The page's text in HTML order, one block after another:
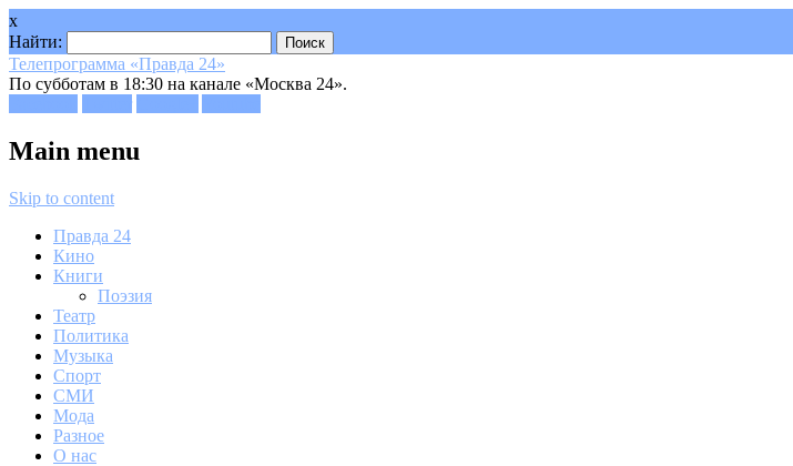
x
Найти:
Телепрограмма «Правда 24»
По субботам в 18:30 на канале «Москва 24».
Main menu
Skip to content
Правда 24
Кино
Книги
Поэзия
Театр
Политика
Музыка
Спорт
СМИ
Мода
Разное
О нас